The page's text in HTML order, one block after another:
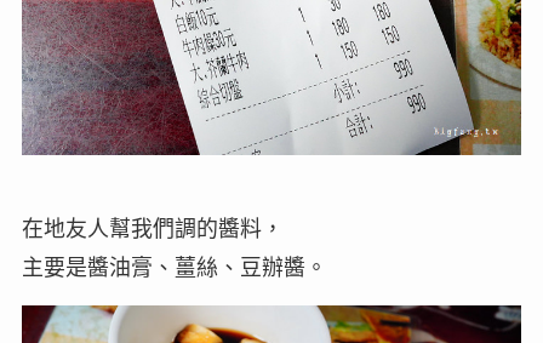
在地友人幫我們調的醬料，
主要是醬油膏、薑絲、豆辦醬。